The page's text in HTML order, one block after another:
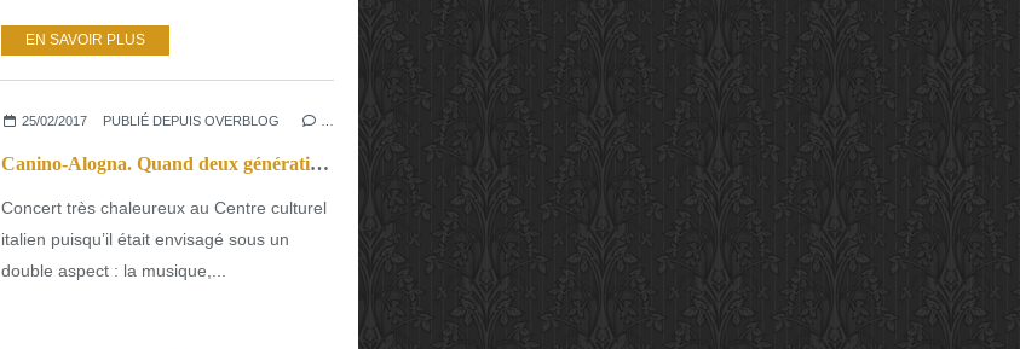
EN SAVOIR PLUS
25/02/2017 PUBLIÉ DEPUIS OVERBLOG
Canino-Alogna. Quand deux générations s’unissent pour faire de la belle musique
Concert très chaleureux au Centre culturel
italien puisqu’il était envisagé sous un
double aspect : la musique,...